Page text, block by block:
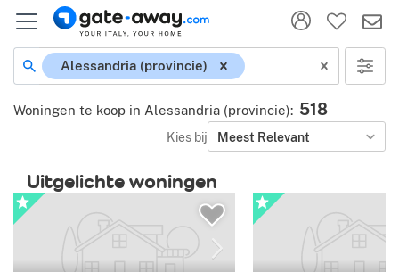
Alessandria (provincie)
Woningen te koop in Alessandria (provincie): 518
Kies bij Meest Relevant
Uitgelichte woningen